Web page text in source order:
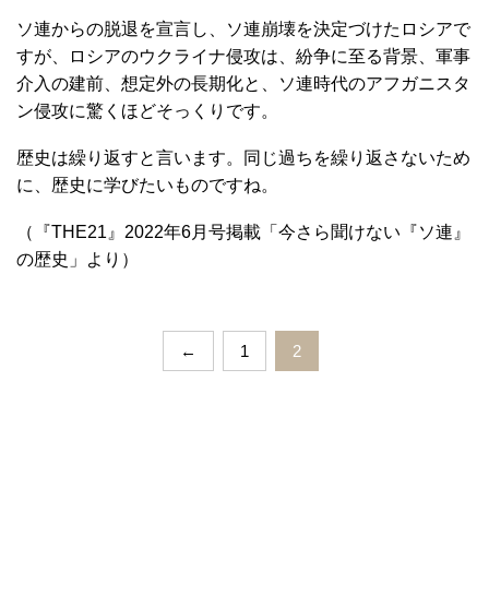
ソ連からの脱退を宣言し、ソ連崩壊を決定づけたロシアで
すが、ロシアのウクライナ侵攻は、紛争に至る背景、軍事
介入の建前、想定外の長期化と、ソ連時代のアフガニスタ
ン侵攻に驚くほどそっくりです。
歴史は繰り返すと言います。同じ過ちを繰り返さないため
に、歴史に学びたいものですね。
（『THE21』2022年6月号掲載「今さら聞けない『ソ連』
の歴史」より）
← 1 2